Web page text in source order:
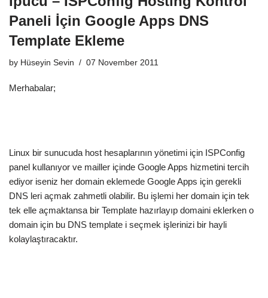
Paneli İçin Google Apps DNS
Template Ekleme
by Hüseyin Sevin 07 November 2011
Merhabalar;
Linux bir sunucuda host hesaplarının yönetimi için ISPConfig
panel kullanıyor ve mailler içinde Google Apps hizmetini tercih
ediyor iseniz her domain eklemede Google Apps için gerekli
DNS leri açmak zahmetli olabilir. Bu işlemi her domain için tek
tek elle açmaktansa bir Template hazırlayıp domaini eklerken o
domain için bu DNS template i seçmek işlerinizi bir hayli
kolaylaştıracaktır.